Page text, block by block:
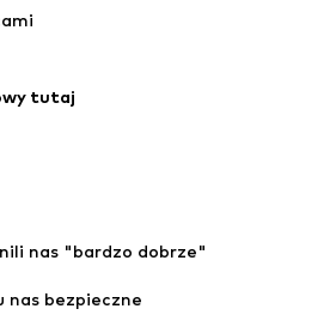
Spódnice
tutaj
nas "bardzo dobrze"
nas bezpieczne